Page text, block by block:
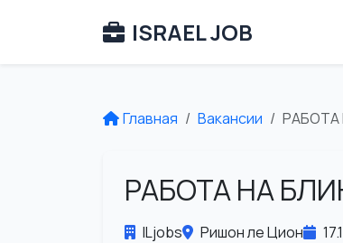
ISRAEL JOB
Главная Вакансии РАБОТА
РАБОТА НА
ILjobs Ришон ле Цион